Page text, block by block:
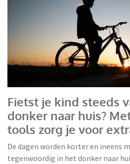
Fietst je kind steeds
donker naar huis?
tools zorg je voor
De dagen worden korter en ineens
tegenwoordig in het donker naar